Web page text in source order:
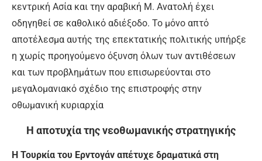
κεντρική Ασία και την αραβική Μ. Ανατολή έχει
οδηγηθεί σε καθολικό αδιέξοδο. Το μόνο απτό
αποτέλεσμα αυτής της επεκτατικής πολιτικής υπήρξε
η χωρίς προηγούμενο όξυνση όλων των αντιθέσεων
και των προβλημάτων που επισωρεύονται στο
μεγαλομανιακό σχέδιο της επιστροφής στην
οθωμανική κυριαρχία
Η αποτυχία της νεοθωμανικής στρατηγικής
Η Τουρκία του Ερντογάν απέτυχε δραματικά στη